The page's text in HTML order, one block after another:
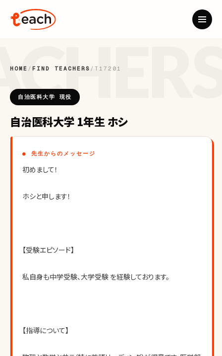
HOME / FIND TEACHERS / T17201
自治医科大学 現役
自治医科大学 1年生 ホシ
● 先生からのメッセージ
初めまして！
ホシと申します！
【受験エピソード】
私自身も中学受験、大学受験 を経験しております。
【指導について】